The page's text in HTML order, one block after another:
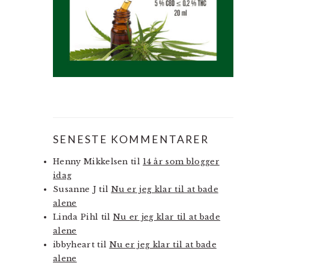
SENESTE KOMMENTARER
Henny Mikkelsen til 14 år som blogger
idag
Susanne Jtil Nu er jeg klar til at bade
alene
Linda Pihl til Nu er jeg klar til at bade
alene
ibbyhearttil Nu er jeg klar til at bade
alene